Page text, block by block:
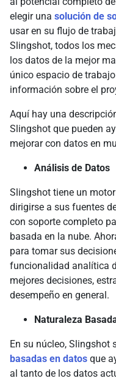
elegir una solución de
usar en su flujo de
Slingshot, todos los
los datos de la mejor
único espacio de
información sobre el
Aquí hay una
Slingshot que pueden
mejorar con datos en
Análisis de Datos
Slingshot tiene un
dirigirse a sus fuentes
con soporte completo
basada en la nube.
para tomar sus
funcionalidad analítica
mejores decisiones,
desempeño en general.
Naturaleza
En su núcleo, Slingshot
basadas en datos que
al tanto de los datos